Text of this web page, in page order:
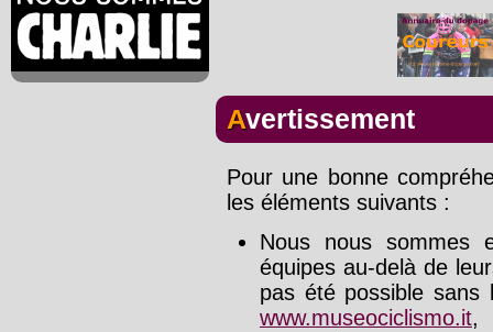
Avertissement
Pour une bonne
les éléments suivants :
Nous nous sommes
équipes au-delà de
pas été possible sans
www.museociclismo.it